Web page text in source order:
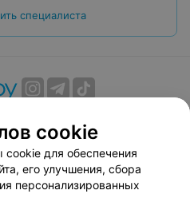
специалиста
Способы оплаты
использованию сервиса
соглашение
cookie
для обеспечения
его улучшения, сбора
персонализированных